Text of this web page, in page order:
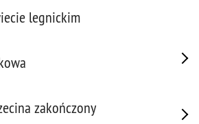
legnickim
zakończony